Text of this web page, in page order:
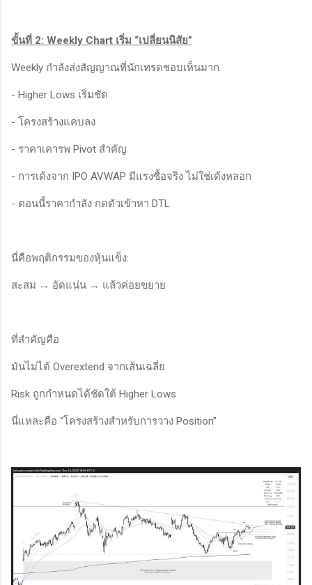
ขั้นที่ 2: Weekly Chart เริ่ม “เปลี่ยนนิสัย”
Weekly กำลังส่งสัญญาณที่นักเทรดชอบเห็นมาก
- Higher Lows เริ่มชัด
- โครงสร้างแคบลง
- ราคาเคารพ Pivot สำคัญ
- การเด้งจาก IPO AVWAP มีแรงซื้อจริง ไม่ใช่เด้งหลอก
- ตอนนี้ราคากำลัง กดตัวเข้าหา DTL
นี่คือพฤติกรรมของหุ้นแข็ง:
สะสม → อัดแน่น → แล้วค่อยขยาย
ที่สำคัญคือ
มันไม่ได้ Overextend จากเส้นเฉลี่ย
Risk ถูกกำหนดได้ชัดใต้ Higher Lows
นี่แหละคือ “โครงสร้างสำหรับการวาง Position”